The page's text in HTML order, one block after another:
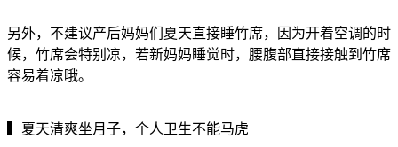
另外，不建议产后妈妈们夏天直接睡竹席，因为开着空调的时
候，竹席会特别凉，若新妈妈睡觉时，腰腹部直接接触到竹席
容易着凉哦。
▍夏天清爽坐月子，个人卫生不能马虎